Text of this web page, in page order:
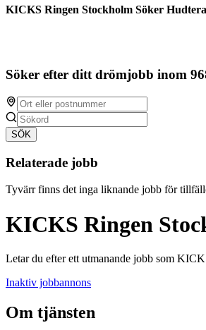
KICKS Ringen Stockholm Söker
Söker efter ditt drömjobb inom
SÖK
Relaterade jobb
Tyvärr finns det inga liknande jobb för
KICKS Ringen
Letar du efter ett utmanande jobb som
Inaktiv jobbannons
Om tjänsten